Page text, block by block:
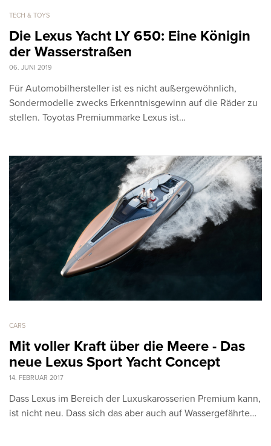
TECH & TOYS
Die Lexus Yacht LY 650: Eine Königin
der Wasserstraßen
06. JUNI 2019
Für Automobilhersteller ist es nicht außergewöhnlich,
Sondermodelle zwecks Erkenntnisgewinn auf die Räder zu
stellen. Toyotas Premiummarke Lexus ist…
CARS
Mit voller Kraft über die Meere - Das
neue Lexus Sport Yacht Concept
14. FEBRUAR 2017
Dass Lexus im Bereich der Luxuskarosserien Premium kann,
ist nicht neu. Dass sich das aber auch auf Wassergefährte…